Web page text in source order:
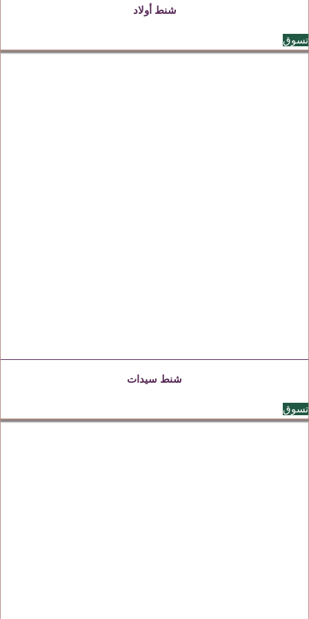
شنط أولاد
تسوق
شنط سيدات
تسوق